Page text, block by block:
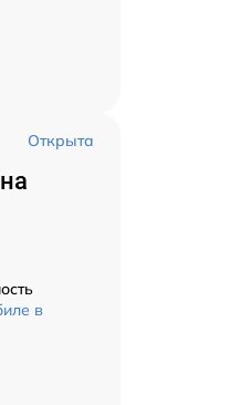
Открыта
в